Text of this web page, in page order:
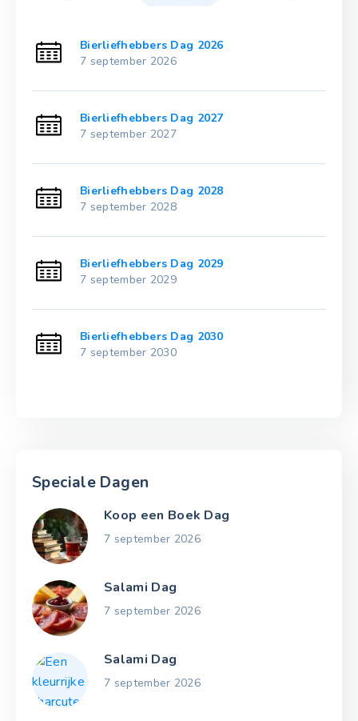
Bierliefhebbers Dag 2026
7 september 2026
Bierliefhebbers Dag 2027
7 september 2027
Bierliefhebbers Dag 2028
7 september 2028
Bierliefhebbers Dag 2029
7 september 2029
Bierliefhebbers Dag 2030
7 september 2030
Speciale Dagen
Koop een Boek Dag
7 september 2026
Salami Dag
7 september 2026
Salami Dag
7 september 2026